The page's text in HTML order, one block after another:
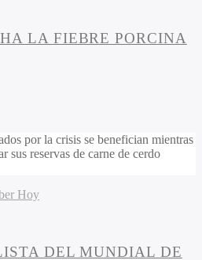
LA FIEBRE PORCINA
por la crisis se benefician mientras
sus reservas de carne de cerdo
Hoy
DEL MUNDIAL DE